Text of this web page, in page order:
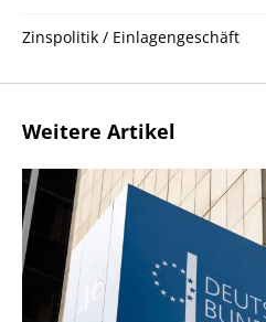
Zinspolitik / Einlagengeschäft
Weitere Artikel